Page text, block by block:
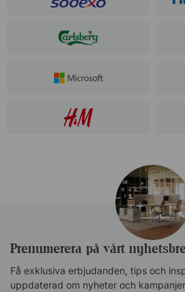
Prenumerera på vårt
Få exklusiva erbjudanden, tips och
uppdaterad om nyheter och